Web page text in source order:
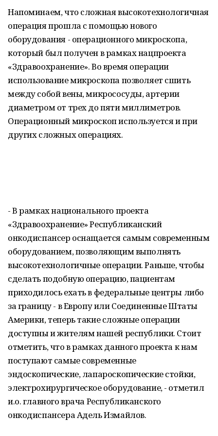
Напоминаем, что сложная высокотехнологичная
операция прошла с помощью нового
оборудования - операционного микроскопа,
который был получен в рамках нацпроекта
«Здравоохранение». Во время операции
использование микроскопа позволяет сшить
между собой вены, микрососуды, артерии
диаметром от трех до пяти миллиметров.
Операционный микроскоп используется и при
других сложных операциях.
- В рамках национального проекта
«Здравоохранение» Республиканский
онкодиспансер оснащается самым современным
оборудованием, позволяющим выполнять
высокотехнологичные операции. Раньше, чтобы
сделать подобную операцию, пациентам
приходилось ехать в федеральные центры либо
за границу - в Европу или Соединенные Штаты
Америки, теперь такие сложные операции
доступны и жителям нашей республики. Стоит
отметить, что в рамках данного проекта к нам
поступают самые современные
эндоскопические, лапароскопические стойки,
электрохирургическое оборудование, - отметил
и.о. главного врача Республиканского
онкодиспансера Адель Измайлов.